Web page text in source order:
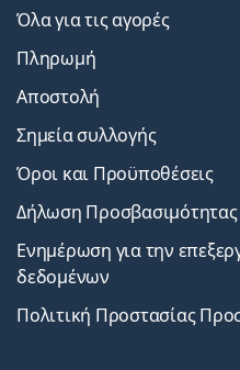
Όλα για τις αγορές
Πληρωμή
Αποστολή
Σημεία συλλογής
Όροι και Προϋποθέσεις
Δήλωση Προσβασιμότητας
Ενημέρωση για την
δεδομένων
Πολιτική Προστασίας